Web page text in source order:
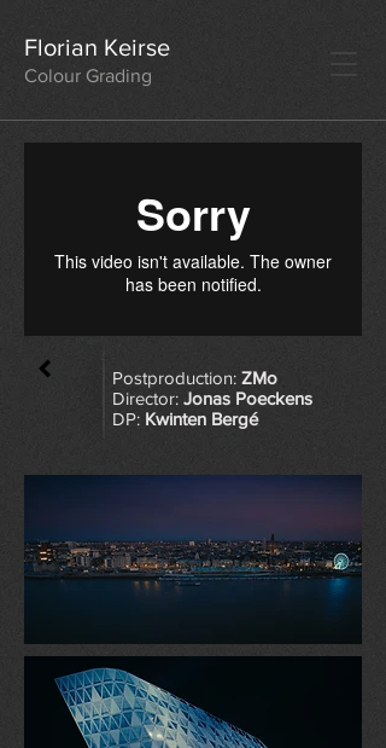
Florian Keirse
Colour Grading
Postproduction: ZMo
Director: Jonas Poeckens
DP: Kwinten Bergé